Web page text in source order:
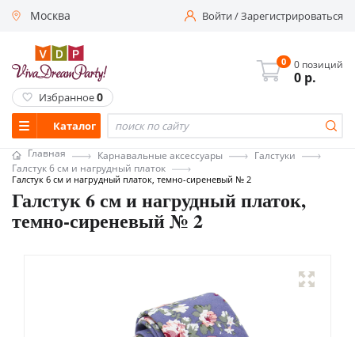
Москва Войти/Зарегистрироваться
Каталог
0 0 позиций
0 р.
Избранное0
Главная Карнавальные аксессуары
Галстуки
Галстук 6 см и нагрудный платок
Галстук 6 см и нагрудный платок, темно-сиреневый № 2
Галстук 6 см и нагрудный платок,
темно-сиреневый № 2